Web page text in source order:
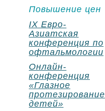
Повышение цен
IX Евро-
Азиатская
конференция по
офтальмологии
Онлайн-
конференция
«Глазное
протезирование
детей»